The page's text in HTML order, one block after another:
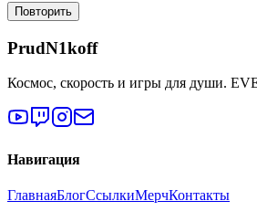
Повторить
PrudN1koff
Космос, скорость и игры для души.
Навигация
ГлавнаяБлогСсылкиМерчКонтакты